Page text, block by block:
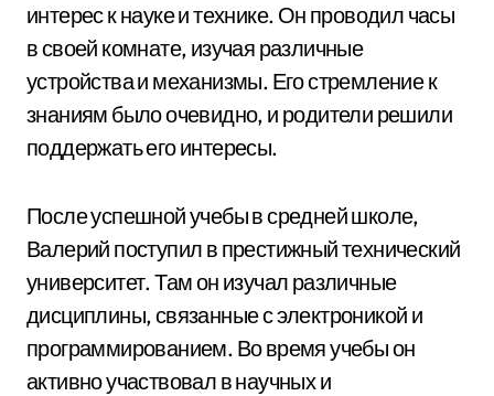
интерес к науке и технике. Он проводил часы
в своей комнате, изучая различные
устройства и механизмы. Его стремление к
знаниям было очевидно, и родители решили
поддержать его интересы.
После успешной учебы в средней школе,
Валерий поступил в престижный технический
университет. Там он изучал различные
дисциплины, связанные с электроникой и
программированием. Во время учебы он
активно участвовал в научных и